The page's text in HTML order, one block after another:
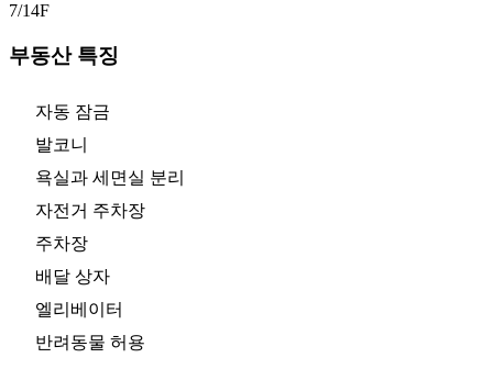
7/14F
부동산 특징
자동 잠금
발코니
욕실과 세면실 분리
자전거 주차장
주차장
배달 상자
엘리베이터
반려동물 허용